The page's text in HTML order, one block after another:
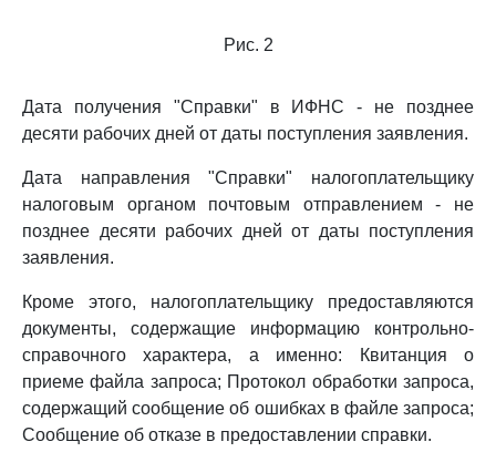
Рис. 2
Дата получения "Справки" в ИФНС - не позднее
десяти рабочих дней от даты поступления заявления.
Дата направления "Справки" налогоплательщику
налоговым органом почтовым отправлением - не
позднее десяти рабочих дней от даты поступления
заявления.
Кроме этого, налогоплательщику предоставляются
документы, содержащие информацию контрольно-
справочного характера, а именно: Квитанция о
приеме файла запроса; Протокол обработки запроса,
содержащий сообщение об ошибках в файле запроса;
Сообщение об отказе в предоставлении справки.